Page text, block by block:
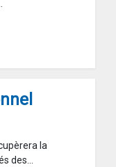
la
des...